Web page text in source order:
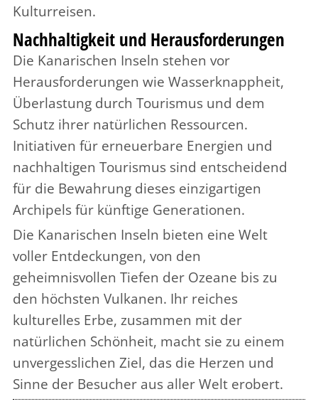
Kulturreisen.
Nachhaltigkeit und Herausforderungen
Die Kanarischen Inseln stehen vor
Herausforderungen wie Wasserknappheit,
Überlastung durch Tourismus und dem
Schutz ihrer natürlichen Ressourcen.
Initiativen für erneuerbare Energien und
nachhaltigen Tourismus sind entscheidend
für die Bewahrung dieses einzigartigen
Archipels für künftige Generationen.
Die Kanarischen Inseln bieten eine Welt
voller Entdeckungen, von den
geheimnisvollen Tiefen der Ozeane bis zu
den höchsten Vulkanen. Ihr reiches
kulturelles Erbe, zusammen mit der
natürlichen Schönheit, macht sie zu einem
unvergesslichen Ziel, das die Herzen und
Sinne der Besucher aus aller Welt erobert.